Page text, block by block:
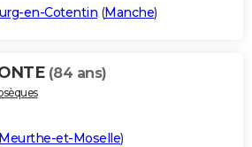
en-Cotentin (Manche)
(84 ans)
et-Moselle)